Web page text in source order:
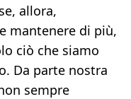
allora,
mantenere di più,
ciò che siamo
Da parte nostra
sempre